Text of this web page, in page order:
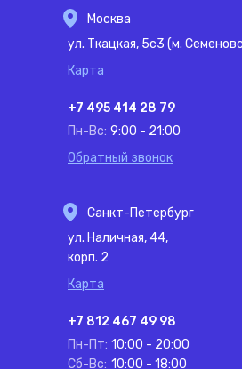
Москва
ул. Ткацкая, 5с3 (м.
Карта
+7 495 414 28 79
Пн-Вс: 9:00 - 21:00
Обратный звонок
Санкт-Петербург
ул. Наличная, 44,
корп. 2
Карта
+7 812 467 49 98
Пн-Пт: 10:00 - 20:00
Сб-Вс: 10:00 - 18:00